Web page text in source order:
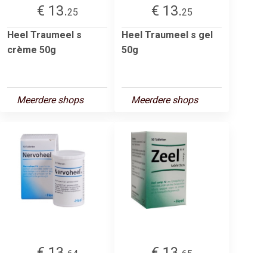
€ 13.25
Heel Traumeel s
crème 50g
Meerdere shops
€ 13.25
Heel Traumeel s gel
50g
Meerdere shops